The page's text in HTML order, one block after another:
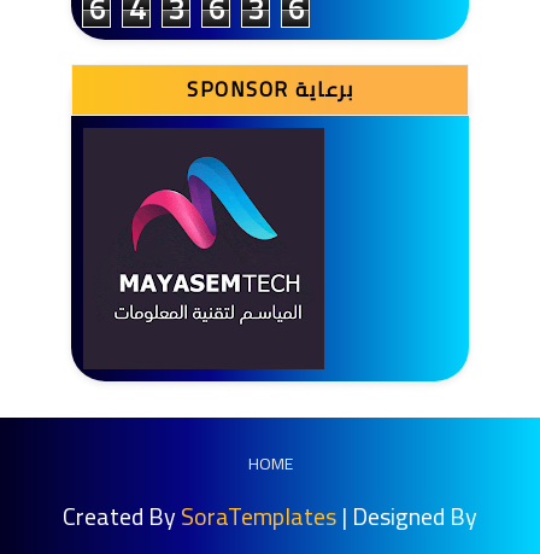
SPONSOR برعاية
HOME
Created BySoraTemplates| Designed By